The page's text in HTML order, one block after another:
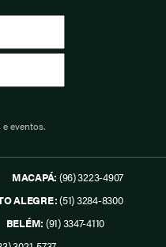
eventos.
MACAPÁ: (96) 3223-4907
ALEGRE:(51) 3284-8300
BELÉM: (91) 3347-4110